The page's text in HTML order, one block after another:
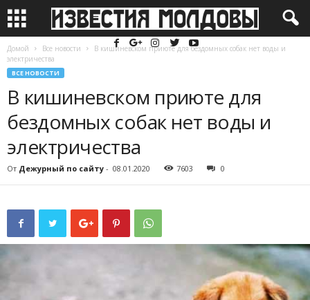
Домой Все новости
В кишиневском приюте для бездомных собак нет воды и
электричества
ВСЕ НОВОСТИ
В кишиневском приюте для
бездомных собак нет воды и
электричества
От Дежурный по сайту - 08.01.2020 7603 0